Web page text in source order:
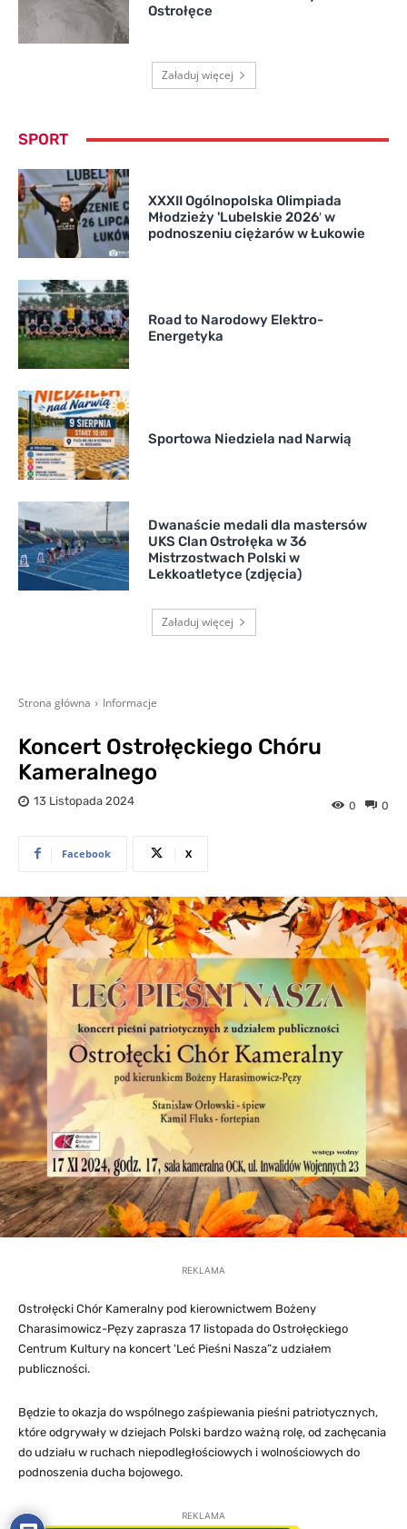
Ostrołęce
Załaduj więcej
SPORT
XXXII Ogólnopolska Olimpiada
Młodzieży 'Lubelskie 2026′ w
podnoszeniu ciężarów w Łukowie
Road to Narodowy Elektro-
Energetyka
Sportowa Niedziela nad Narwią
Dwanaście medali dla mastersów
UKS Clan Ostrołęka w 36
Mistrzostwach Polski w
Lekkoatletyce (zdjęcia)
Załaduj więcej